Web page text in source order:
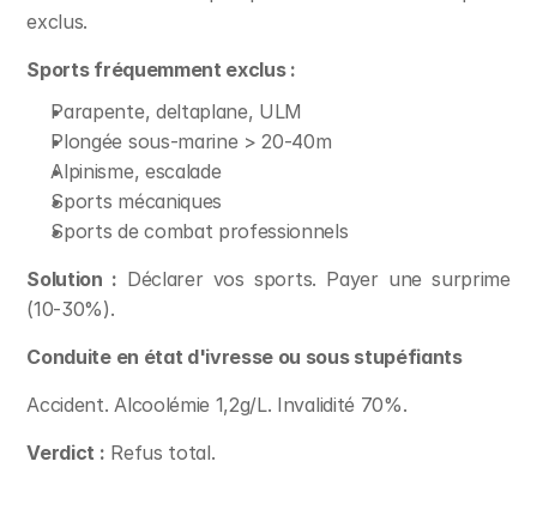
exclus.
Sports fréquemment exclus :
Parapente, deltaplane, ULM
Plongée sous-marine > 20-40m
Alpinisme, escalade
Sports mécaniques
Sports de combat professionnels
Solution : Déclarer vos sports. Payer une surprime
(10-30%).
Conduite en état d'ivresse ou sous stupéfiants
Accident. Alcoolémie 1,2g/L. Invalidité 70%.
Verdict : Refus total.